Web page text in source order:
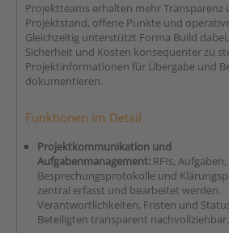
Projektteams erhalten mehr Transparenz
Projektstand, offene Punkte und
Gleichzeitig unterstützt Forma Build
Sicherheit und Kosten konsequenter zu
Projektinformationen für Übergabe und
dokumentieren.
Funktionen im Detail
Projektkommunikation und
Aufgabenmanagement: RFIs, Aufgaben,
Besprechungsprotokolle und
zentral erfasst und bearbeitet werden.
Verantwortlichkeiten, Fristen und
Beteiligten transparent nachvollziehbar.